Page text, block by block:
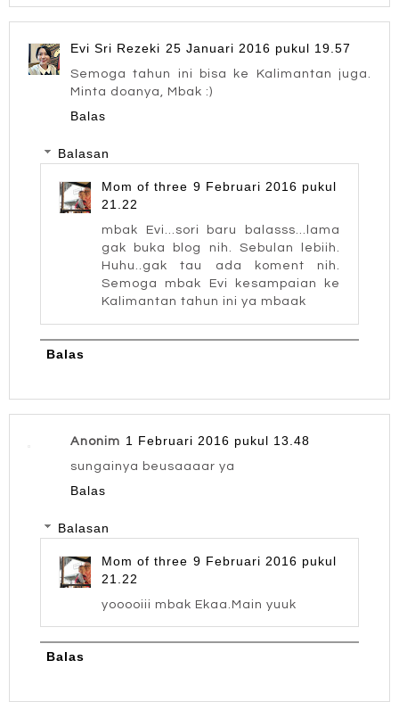
Evi Sri Rezeki 25 Januari 2016 pukul 19.57
Semoga tahun ini bisa ke Kalimantan juga.
Minta doanya, Mbak :)
Balas
Balasan
Mom of three 9 Februari 2016 pukul
21.22
mbak Evi...sori baru balasss...lama
gak buka blog nih. Sebulan lebiih.
Huhu..gak tau ada koment nih.
Semoga mbak Evi kesampaian ke
Kalimantan tahun ini ya mbaak
Balas
Anonim 1 Februari 2016 pukul 13.48
sungainya beusaaaar ya
Balas
Balasan
Mom of three 9 Februari 2016 pukul
21.22
yooooiii mbak Ekaa.Main yuuk
Balas